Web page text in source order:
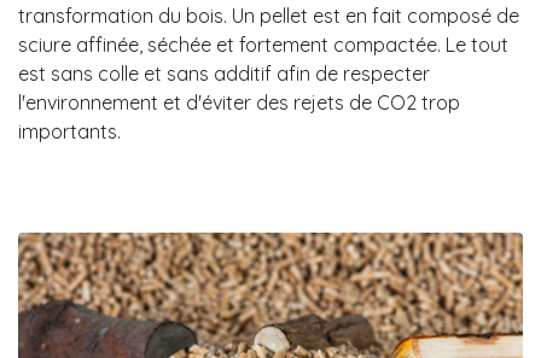
transformation du bois. Un pellet est en fait composé de
sciure affinée, séchée et fortement compactée. Le tout
est sans colle et sans additif afin de respecter
l'environnement et d'éviter des rejets de CO2 trop
importants.